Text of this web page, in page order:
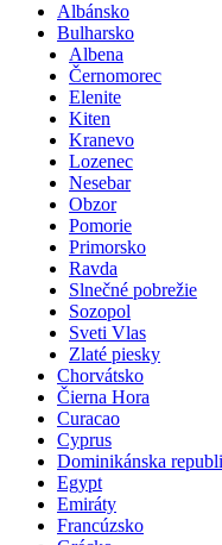
Albánsko
Bulharsko
Albena
Černomorec
Elenite
Kiten
Kranevo
Lozenec
Nesebar
Obzor
Pomorie
Primorsko
Ravda
Slnečné pobrežie
Sozopol
Sveti Vlas
Zlaté piesky
Chorvátsko
Čierna Hora
Curacao
Cyprus
Dominikánska
Egypt
Emiráty
Francúzsko